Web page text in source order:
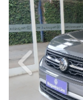
Previous